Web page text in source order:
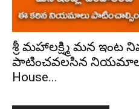
శ్రీ మహాలక్ష్మి మన ఇంట
పాటించవలసిన నియమాలు
House...